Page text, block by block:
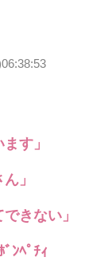
す」
」
きない」
ﾝﾍﾟﾁｨ